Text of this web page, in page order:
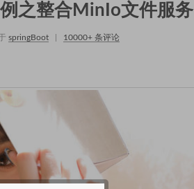
之整合MinIo文件服务
springBoot 10000+ 条评论